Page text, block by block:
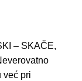
din..
– SKAČE,
već pri